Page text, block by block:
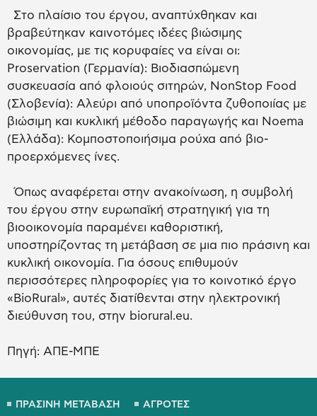
Στο πλαίσιο του έργου, αναπτύχθηκαν και
βραβεύτηκαν καινοτόμες ιδέες βιώσιμης
οικονομίας, με τις κορυφαίες να είναι οι:
Proservation (Γερμανία): Βιοδιασπώμενη
συσκευασία από φλοιούς σιτηρών, NonStop Food
(Σλοβενία): Αλεύρι από υποπροϊόντα ζυθοποιίας με
βιώσιμη και κυκλική μέθοδο παραγωγής και Noema
(Ελλάδα): Κομποστοποιήσιμα ρούχα από βιο-
προερχόμενες ίνες.
Όπως αναφέρεται στην ανακοίνωση, η συμβολή
του έργου στην ευρωπαϊκή στρατηγική για τη
βιοοικονομία παραμένει καθοριστική,
υποστηρίζοντας τη μετάβαση σε μια πιο πράσινη και
κυκλική οικονομία. Για όσους επιθυμούν
περισσότερες πληροφορίες για το κοινοτικό έργο
«BioRural», αυτές διατίθενται στην ηλεκτρονική
διεύθυνση του, στην biorural.eu.
Πηγή: ΑΠΕ-ΜΠΕ
ΠΡΑΣΙΝΗ ΜΕΤΑΒΑΣΗ ΑΓΡΟΤΕΣ